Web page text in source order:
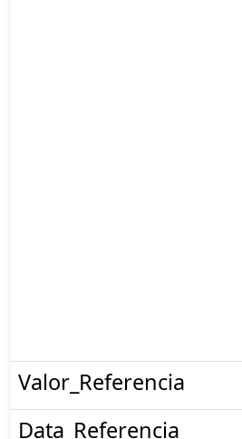
Valor_Referencia
Data_Referencia